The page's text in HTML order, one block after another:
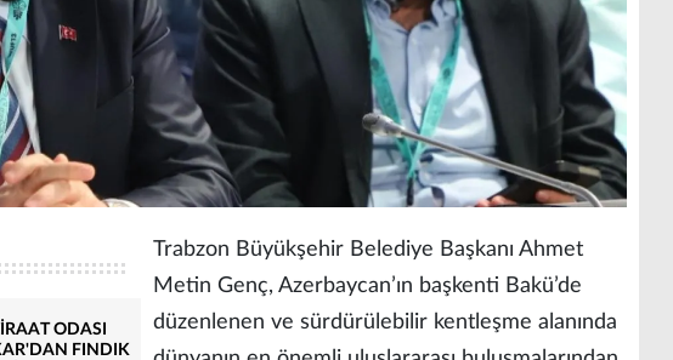
ODASI
FINDIK
Trabzon Büyükşehir Belediye Başkanı Ahmet
Metin Genç, Azerbaycan’ın başkenti Bakü’de
düzenlenen ve sürdürülebilir kentleşme alanında